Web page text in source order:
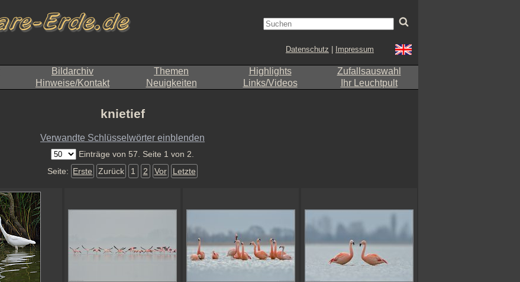
Datenschutz Impressum
Bildarchiv Themen Highlights
Zufallsauswahl
Hinweise/Kontakt Neuigkeiten Links/Videos Ihr Leuchtpult
knietief
Verwandte Schlüsselwörter einblenden
Einträge von 57. Seite 1 von 2.
Seite: Erste Zurück 1 2 Vor Letzte